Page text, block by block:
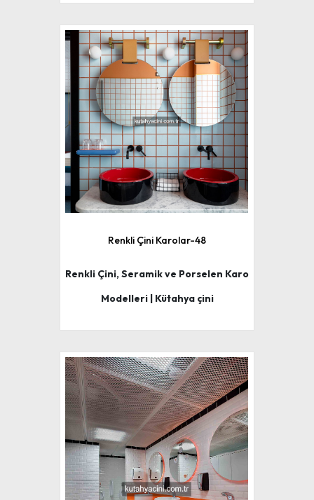
Renkli Çini Karolar-48
Renkli Çini, Seramik ve Porselen Karo
Modelleri | Kütahya çini